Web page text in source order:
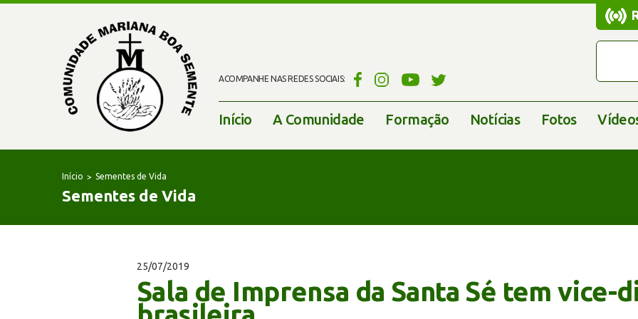
ACOMPANHE NAS REDES SOCIAIS:
Início A Comunidade Formação Notícias Fotos
Início Sementes de Vida
Sementes de Vida
25/07/2019
Sala de Imprensa da Santa Sé tem vice-